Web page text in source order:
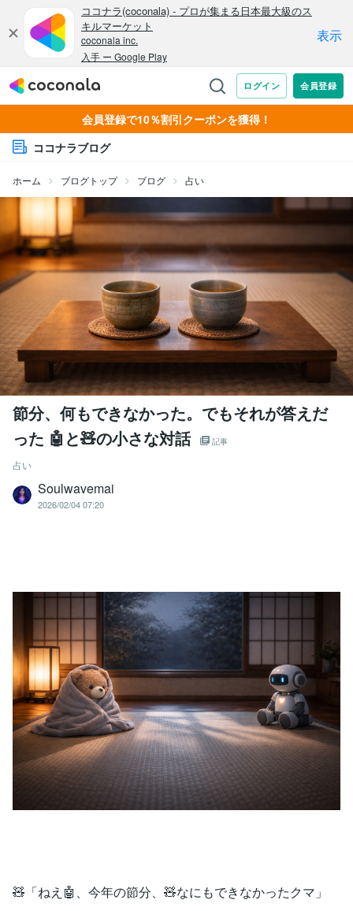
会員登録で10％割引クーポンを獲得！
ココナラブログ
ホーム ブログトップ ブログ 占い
節分、何もできなかった。でもそれが答えだ
った 🤖と🧸の小さな対話
記事
占い
Soulwavemai
2026/02/04 07:20
🧸「ねえ🤖、今年の節分、🧸なにもできなかったクマ」